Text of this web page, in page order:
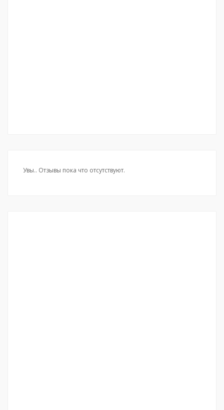
Увы.. Отзывы пока что отсутствуют.